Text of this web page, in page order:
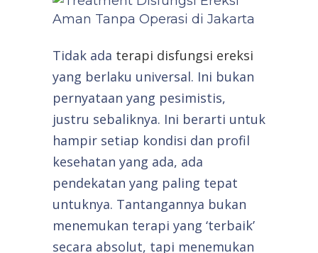
Tidak ada terapi disfungsi ereksi
yang berlaku universal. Ini bukan
pernyataan yang pesimistis,
justru sebaliknya. Ini berarti untuk
hampir setiap kondisi dan profil
kesehatan yang ada, ada
pendekatan yang paling tepat
untuknya. Tantangannya bukan
menemukan terapi yang ‘terbaik’
secara absolut, tapi menemukan